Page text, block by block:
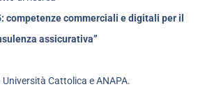
competenze commerciali e digitali per il
assicurativa”
Cattolica e ANAPA.